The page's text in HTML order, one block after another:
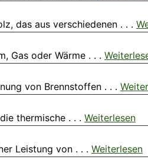
das aus verschiedenen . . .
Gas oder Wärme . . .
von Brennstoffen . . .
thermische . . . Weiterlesen
Leistung von . . . Weiterlesen